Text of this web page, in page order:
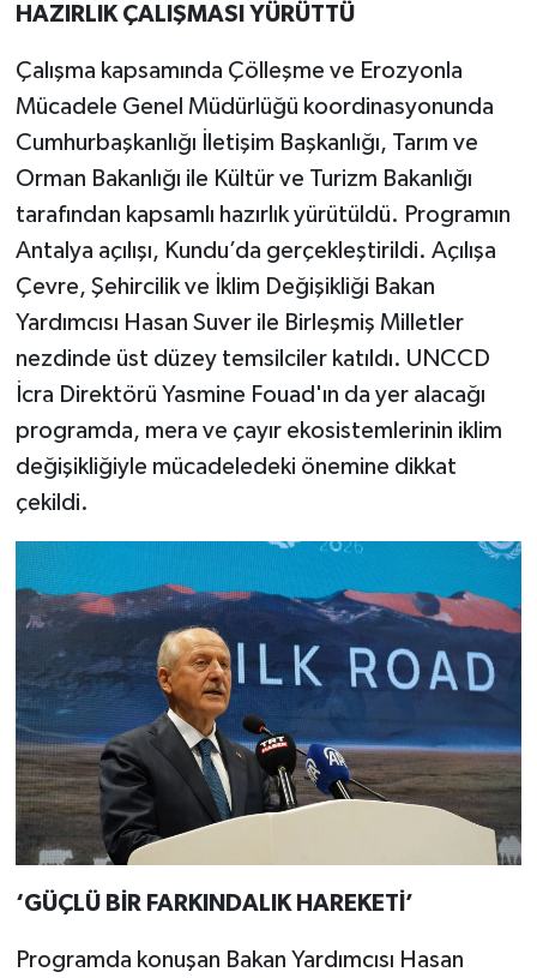
HAZIRLIK ÇALIŞMASI YÜRÜTTÜ
Çalışma kapsamında Çölleşme ve Erozyonla
Mücadele Genel Müdürlüğü koordinasyonunda
Cumhurbaşkanlığı İletişim Başkanlığı, Tarım ve
Orman Bakanlığı ile Kültür ve Turizm Bakanlığı
tarafından kapsamlı hazırlık yürütüldü. Programın
Antalya açılışı, Kundu’da gerçekleştirildi. Açılışa
Çevre, Şehircilik ve İklim Değişikliği Bakan
Yardımcısı Hasan Suver ile Birleşmiş Milletler
nezdinde üst düzey temsilciler katıldı. UNCCD
İcra Direktörü Yasmine Fouad'ın da yer alacağı
programda, mera ve çayır ekosistemlerinin iklim
değişikliğiyle mücadeledeki önemine dikkat
çekildi.
‘GÜÇLÜ BİR FARKINDALIK HAREKETİ’
Programda konuşan Bakan Yardımcısı Hasan